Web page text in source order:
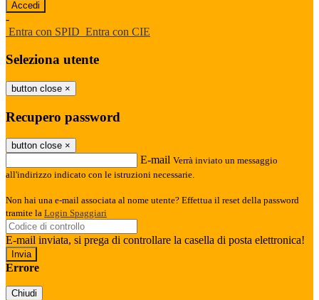
-
Entra con SPID Entra con CIE
Seleziona utente
button close ×
Recupero password
button close ×
E-mail Verrà inviato un messaggio
all'indirizzo indicato con le istruzioni necessarie.
Non hai una e-mail associata al nome utente? Effettua il reset della password
tramite la Login Spaggiari
E-mail inviata, si prega di controllare la casella di posta elettronica!
Errore
Chiudi